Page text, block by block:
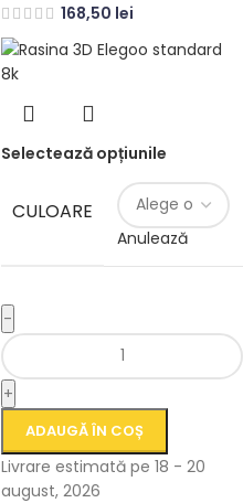
168,50 lei
Selectează opțiunile
CULOARE
Anulează
-
+
ADAUGĂ ÎN COȘ
Livrare estimată pe 18 - 20
august, 2026